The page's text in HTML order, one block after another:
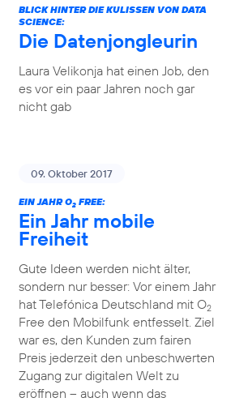
BLICK HINTER DIE KULISSEN VON DATA
SCIENCE:
Die Datenjongleurin
Laura Velikonja hat einen Job, den
es vor ein paar Jahren noch gar
nicht gab
09. Oktober 2017
EIN JAHR O2FREE:
Ein Jahr mobile
Freiheit
Gute Ideen werden nicht älter,
sondern nur besser: Vor einem Jahr
hat Telefónica Deutschland mit O2
Free den Mobilfunk entfesselt. Ziel
war es, den Kunden zum fairen
Preis jederzeit den unbeschwerten
Zugang zur digitalen Welt zu
eröffnen – auch wenn das